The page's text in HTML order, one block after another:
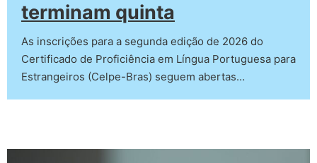
terminam quinta
As inscrições para a segunda edição de 2026 do
Certificado de Proficiência em Língua Portuguesa para
Estrangeiros (Celpe-Bras) seguem abertas…